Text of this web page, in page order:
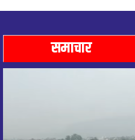
७
८ महिना अघि
८
आज पाथिभारा
आज माताभगवती
समाचार